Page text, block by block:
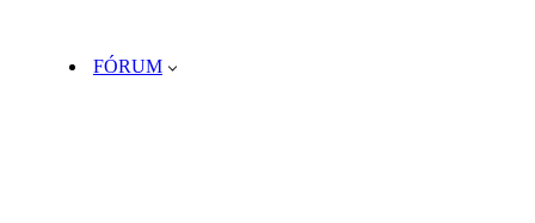
FÓRUM